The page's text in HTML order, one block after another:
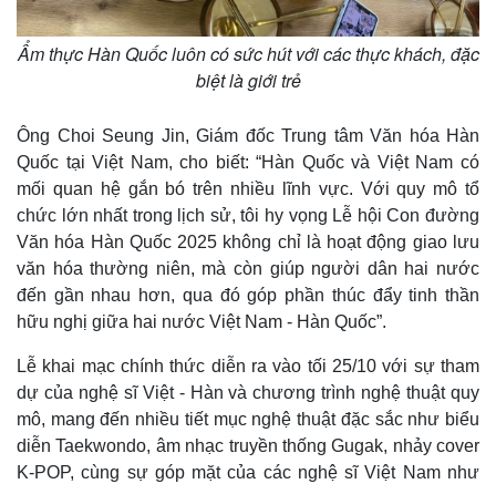
Ẩm thực Hàn Quốc luôn có sức hút với các thực khách, đặc
biệt là giới trẻ
Ông Choi Seung Jin, Giám đốc Trung tâm Văn hóa Hàn
Quốc tại Việt Nam, cho biết: “Hàn Quốc và Việt Nam có
mối quan hệ gắn bó trên nhiều lĩnh vực. Với quy mô tổ
chức lớn nhất trong lịch sử, tôi hy vọng Lễ hội Con đường
Văn hóa Hàn Quốc 2025 không chỉ là hoạt động giao lưu
văn hóa thường niên, mà còn giúp người dân hai nước
đến gần nhau hơn, qua đó góp phần thúc đẩy tinh thần
hữu nghị giữa hai nước Việt Nam - Hàn Quốc”.
Lễ khai mạc chính thức diễn ra vào tối 25/10 với sự tham
dự của nghệ sĩ Việt - Hàn và chương trình nghệ thuật quy
mô, mang đến nhiều tiết mục nghệ thuật đặc sắc như biểu
diễn Taekwondo, âm nhạc truyền thống Gugak, nhảy cover
K-POP, cùng sự góp mặt của các nghệ sĩ Việt Nam như